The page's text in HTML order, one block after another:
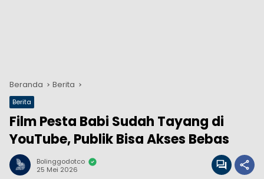
Beranda Berita
Berita
Film Pesta Babi Sudah Tayang di
YouTube, Publik Bisa Akses Bebas
Bolinggodotco
25 Mei 2026